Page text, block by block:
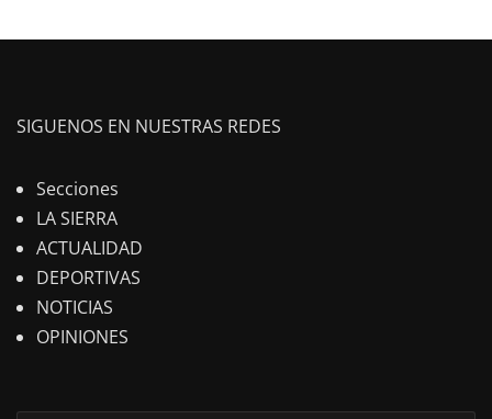
SIGUENOS EN NUESTRAS REDES
Secciones
LA SIERRA
ACTUALIDAD
DEPORTIVAS
NOTICIAS
OPINIONES